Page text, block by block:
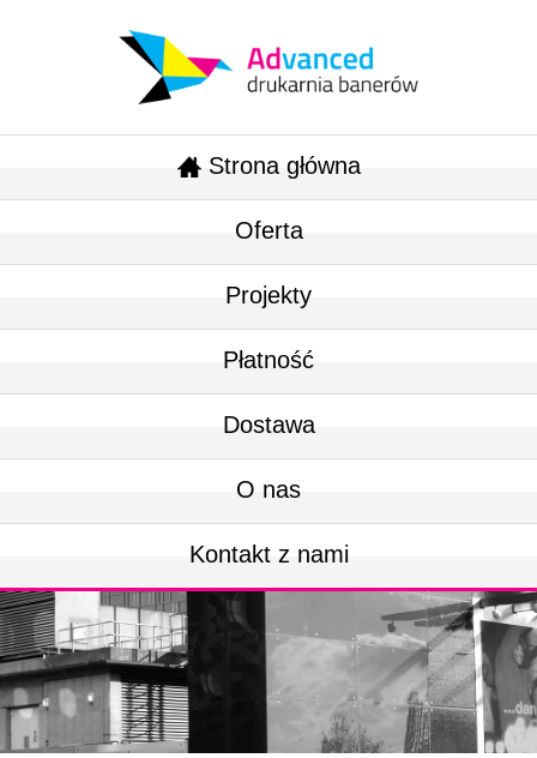
Strona główna
Oferta
Projekty
Płatność
Dostawa
O nas
Kontakt z nami